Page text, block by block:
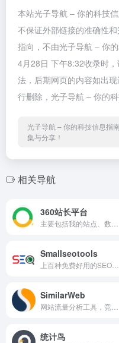
本站光子导航 – 你的科技
不保证外部链接的准确性
指向，不由光子导航 – 你
4月28日 下午8:32收录时
法，后期网页的内容如出
行删除，光子导航 – 你的
光子导航 – 你的科技信息指
集与分享！
相关导航
360站长平台
Smallseotools
SimilarWeb
统计鸟